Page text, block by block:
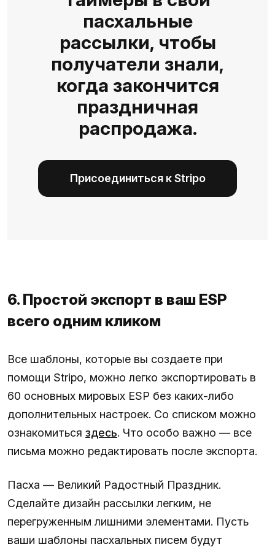
пасхальные
рассылки, чтобы
получатели знали,
когда закончится
праздничная
распродажа.
Присоединиться к Stripo
6. Простой экспорт в ваш ESP
всего одним кликом
Все шаблоны, которые вы создаете при
помощи Stripo, можно легко экспортировать в
60 основных мировых ESP без каких-либо
дополнительных настроек. Со списком можно
ознакомиться здесь. Что особо важно — все
письма можно редактировать после экспорта.
Пасха — Великий Радостный Праздник.
Сделайте дизайн рассылки легким, не
перегруженным лишними элементами. Пусть
ваши шаблоны пасхальных писем будут